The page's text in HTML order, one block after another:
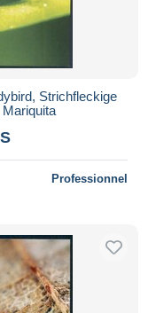
Strichfleckige
Professionnel